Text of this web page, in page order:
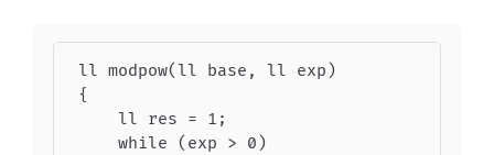
ll modpow(ll base, ll exp)
{
    ll res = 1;
    while (exp > 0)